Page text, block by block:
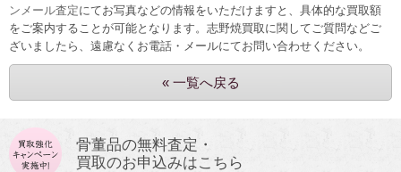
ンメール査定にてお写真などの情報をいただけますと、具体的な買取額
をご案内することが可能となります。 志野焼買取に関してご質問などご
ざいましたら、遠慮なくお電話・メールにてお問い合わせください。
« 一覧へ戻る
骨董品の無料査定・
買取のお申込みはこちら